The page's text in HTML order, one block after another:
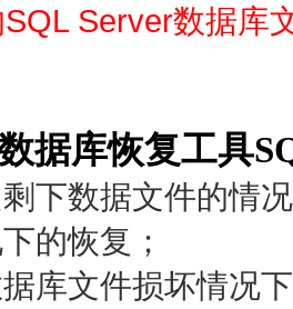
Server数据库
据库恢复工具
下数据文件的情
的恢复；
库文件损坏情况